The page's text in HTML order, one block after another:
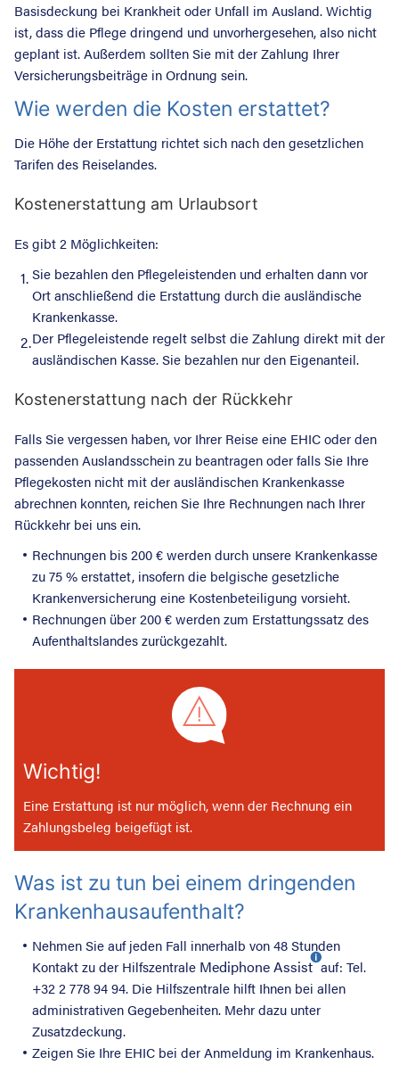
Basisdeckung bei Krankheit oder Unfall im Ausland. Wichtig
ist, dass die Pflege dringend und unvorhergesehen, also nicht
geplant ist. Außerdem sollten Sie mit der Zahlung Ihrer
Versicherungsbeiträge in Ordnung sein.
Wie werden die Kosten erstattet?
Die Höhe der Erstattung richtet sich nach den gesetzlichen
Tarifen des Reiselandes.
Kostenerstattung am Urlaubsort
Es gibt 2 Möglichkeiten:
1. Sie bezahlen den Pflegeleistenden und erhalten dann vor
Ort anschließend die Erstattung durch die ausländische
Krankenkasse.
2.Der Pflegeleistende regelt selbst die Zahlung direkt mit der
ausländischen Kasse. Sie bezahlen nur den Eigenanteil.
Kostenerstattung nach der Rückkehr
Falls Sie vergessen haben, vor Ihrer Reise eine EHIC oder den
passenden Auslandsschein zu beantragen oder falls Sie Ihre
Pflegekosten nicht mit der ausländischen Krankenkasse
abrechnen konnten, reichen Sie Ihre Rechnungen nach Ihrer
Rückkehr bei uns ein.
Rechnungen bis 200 € werden durch unsere Krankenkasse
zu 75 % erstattet, insofern die belgische gesetzliche
Krankenversicherung eine Kostenbeteiligung vorsieht.
Rechnungen über 200 € werden zum Erstattungssatz des
Aufenthaltslandes zurückgezahlt.
Wichtig!
Eine Erstattung ist nur möglich, wenn der Rechnung ein
Zahlungsbeleg beigefügt ist.
Was ist zu tun bei einem dringenden
Krankenhausaufenthalt?
Nehmen Sie auf jeden Fall innerhalb von 48 Stunden
Kontakt zu der Hilfszentrale Mediphone Assist auf: Tel.
+32 2 778 94 94. Die Hilfszentrale hilft Ihnen bei allen
administrativen Gegebenheiten. Mehr dazu unter
Zusatzdeckung.
Zeigen Sie Ihre EHIC bei der Anmeldung im Krankenhaus.